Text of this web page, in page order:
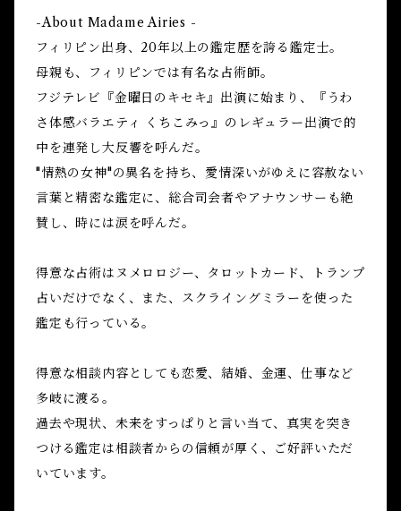
-About Madame Airies -
フィリピン出身、20年以上の鑑定歴を誇る鑑定士。
母親も、フィリピンでは有名な占術師。
フジテレビ『金曜日のキセキ』出演に始まり、『うわ
さ体感バラエティ くちこみっ』のレギュラー出演で的
中を連発し大反響を呼んだ。
"情熱の女神"の異名を持ち、愛情深いがゆえに容赦ない
言葉と精密な鑑定に、総合司会者やアナウンサーも絶
賛し、時には涙を呼んだ。
得意な占術はヌメロロジー、タロットカード、トランプ
占いだけでなく、また、スクライングミラーを使った
鑑定も行っている。
得意な相談内容としても恋愛、結婚、金運、仕事など
多岐に渡る。
過去や現状、未来をすっぱりと言い当て、真実を突き
つける鑑定は相談者からの信頼が厚く、ご好評いただ
いています。